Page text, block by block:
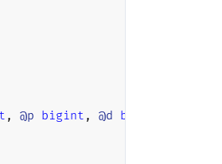
, @p bigint , @d bigint